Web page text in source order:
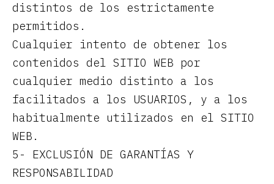
distintos de los estrictamente
permitidos.
Cualquier intento de obtener los
contenidos del SITIO WEB por
cualquier medio distinto a los
facilitados a los USUARIOS, y a los
habitualmente utilizados en el SITIO
WEB.
5- EXCLUSIÓN DE GARANTÍAS Y
RESPONSABILIDAD